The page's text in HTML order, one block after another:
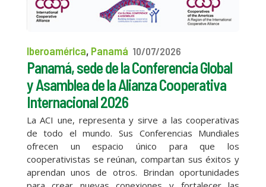
Iberoamérica, Panamá 10/07/2026
Panamá, sede de la Conferencia Global
y Asamblea de la Alianza Cooperativa
Internacional 2026
La ACI une, representa y sirve a las cooperativas
de todo el mundo. Sus Conferencias Mundiales
ofrecen un espacio único para que los
cooperativistas se reúnan, compartan sus éxitos y
aprendan unos de otros. Brindan oportunidades